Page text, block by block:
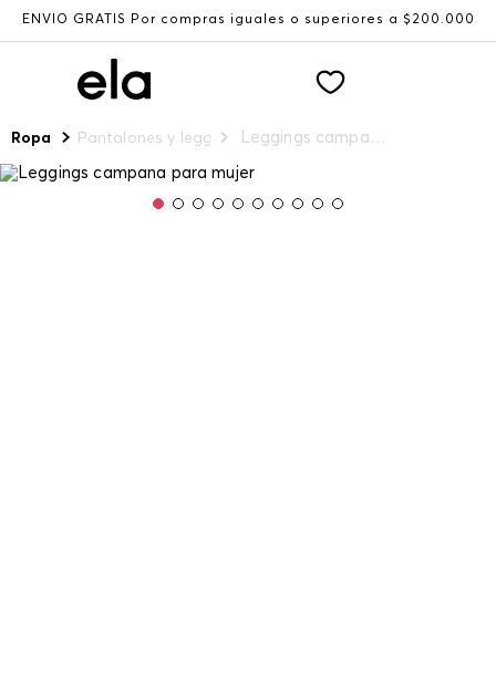
ENVÍO GRATIS Por compras iguales o superiores a $200.000
Ropa Pantalones y leggings Leggings campana para mujer